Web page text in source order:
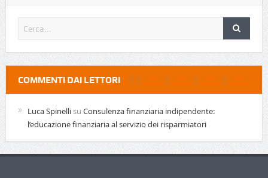
COMMENTI DAI LETTORI
Luca Spinellisu Consulenza finanziaria indipendente:
l’educazione finanziaria al servizio dei risparmiatori